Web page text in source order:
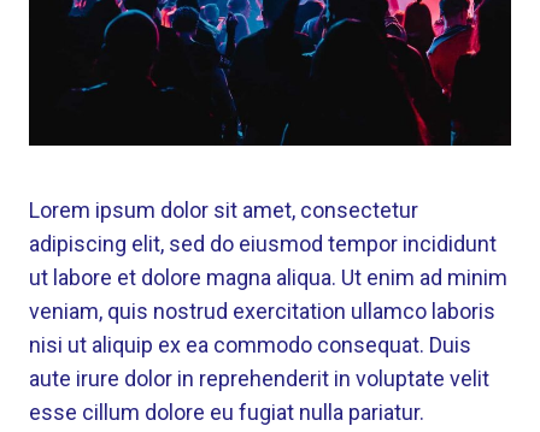
Lorem ipsum dolor sit amet, consectetur
adipiscing elit, sed do eiusmod tempor incididunt
ut labore et dolore magna aliqua. Ut enim ad minim
veniam, quis nostrud exercitation ullamco laboris
nisi ut aliquip ex ea commodo consequat. Duis
aute irure dolor in reprehenderit in voluptate velit
esse cillum dolore eu fugiat nulla pariatur.